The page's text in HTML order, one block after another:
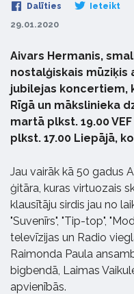
Dalīties Ieteikt
29.01.2020
Aivars Hermanis,
nostalģiskais mūziķis
jubilejas koncertiem,
Rīgā un mākslinieka
martā plkst. 19.00
plkst. 17.00 Liepājā,
Jau vairāk kā 50 gadus
ģitāra, kuras virtuozais
klausītāju sirdis jau no
"Suvenīrs", "Tip-top",
televīzijas un Radio
Raimonda Paula
bigbendā, Laimas
apvienībās.